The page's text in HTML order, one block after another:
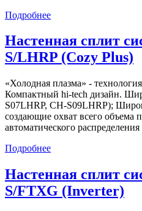
Подробнее
Настенная сплит
S/LHRP (Cozy Plus)
«Холодная плазма» -
Компактный hi-tech дизайн.
S07LHRP, CH-S09LHRP);
создающие охват всего объема
автоматического распределения
Подробнее
Настенная сплит
S/FTXG (Inverter)